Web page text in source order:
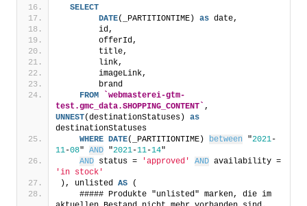
SELECT
DATE(_PARTITIONTIME) as date,
        id,
        offerId,
        title,
        link,
        imageLink,
        brand
FROM
`webmasterei-gtm-
test.gmc_data.SHOPPING_CONTENT`
UNNEST(destinationStatuses) as
destinationStatuses
WHERE DATE(_PARTITIONTIME) between "2021-
11-08" AND "2021-11-14"
AND status = 'approved' AND
'in stock'
), unlisted AS (
    ##### Produkte "unlisted" marken, die im